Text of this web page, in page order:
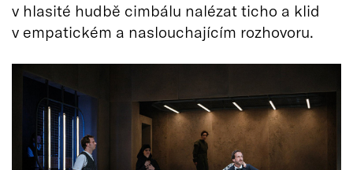
v hlasité hudbě cimbálu nalézat ticho a klid
v empatickém a naslouchajícím rozhovoru.